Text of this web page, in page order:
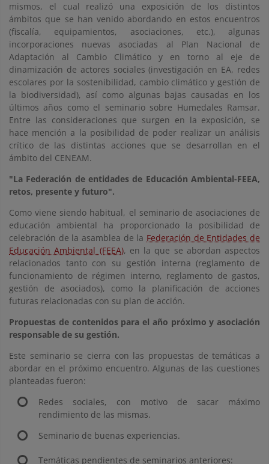
mismos, el cual realizó una exposición de los distintos
ámbitos que se han venido abordando en estos encuentros
(fiscalía, equipamientos, asociaciones, etc.), algunas
incorporaciones nuevas asociadas al Plan Nacional de
Adaptación al Cambio Climático y en torno al eje de
dinamización de actores sociales (investigación en EA, redes
escolares por la sostenibilidad, cambio climático y gestión de
la biodiversidad), así como algunas bajas causadas en los
últimos años como el seminario sobre Humedales Ramsar.
Entre las consideraciones que surgen en la exposición, se
hace mención a la posibilidad de poder realizar un análisis
crítico de las distintas acciones que se desarrollan en el
ámbito del CENEAM.
"La Federación de entidades de Educación Ambiental-FEEA,
retos, presente y futuro".
Como viene siendo habitual, el seminario de asociaciones de
educación ambiental ha proporcionado la posibilidad de
celebración de la asamblea de la Federación de Entidades de
Educación Ambiental (FEEA), en la que se abordan aspectos
relacionados tanto con su gestión interna (reglamento de
funcionamiento de régimen interno, reglamento de gastos,
gestión de asociados), como la planificación de acciones
futuras relacionadas con su plan de acción.
Propuestas de contenidos para el año próximo y asociación
responsable de su gestión.
Este seminario se cierra con las propuestas de temáticas a
abordar en el próximo encuentro. Algunas de las cuestiones
planteadas fueron:
Redes sociales, con motivo de sacar máximo
rendimiento de las mismas.
Seminario de buenas experiencias.
Temáticas pendientes de seminarios anteriores: